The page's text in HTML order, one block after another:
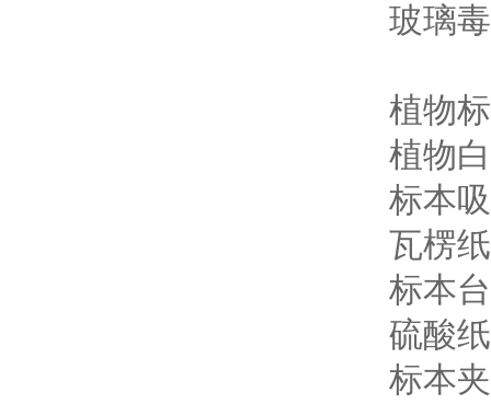
玻璃
植物
植物
标本
瓦楞
标本
硫酸
标本